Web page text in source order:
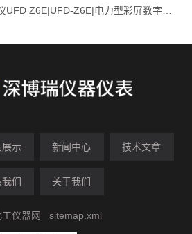
Z6E|电力型彩屏数字超声探伤仪UFD-Z6E
展示 新闻中心 技术文章
们 关于我们
工仪器网 sitemap.xml